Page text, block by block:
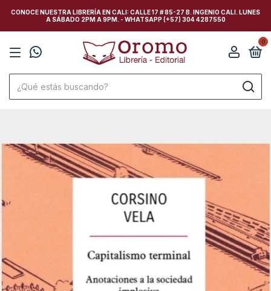
CONOCE NUESTRA LIBRERÍA EN CALI: CALLE 17 # 85-27 B. INGENIO CALI. LUNES
A SÁBADO 2PM A 9PM. - WHATSAPP (+57) 304 4287550
0